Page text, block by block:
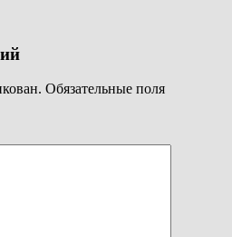
Обязательные поля